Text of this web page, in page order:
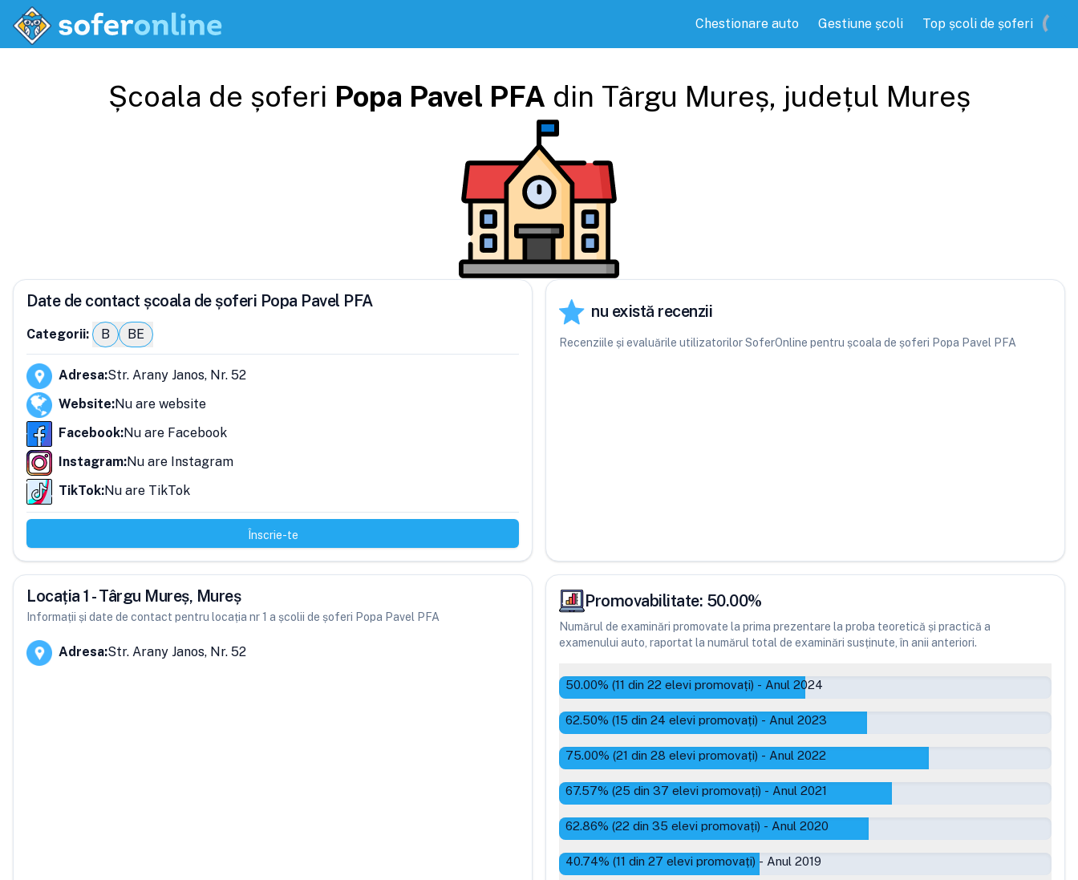
Chestionare auto Gestiune școli Top școli de șoferi
Școala de șoferi Popa Pavel PFA din Târgu Mureș, județul Mureș
Date de contact școala de șoferi Popa Pavel PFA
Categorii: B BE
Adresa:Str. Arany Janos, Nr. 52
Website:Nu are website
Facebook:Nu are Facebook
Instagram:Nu are Instagram
TikTok:Nu are TikTok
Înscrie-te
nu există recenzii
Recenziile și evaluările utilizatorilor SoferOnline pentru școala de șoferi Popa Pavel PFA
Locația 1 - Târgu Mureș, Mureș
Informații și date de contact pentru locația nr 1 a școlii de șoferi Popa Pavel PFA
Adresa:Str. Arany Janos, Nr. 52
Promovabilitate: 50.00%
Numărul de examinări promovate la prima prezentare la proba teoretică și practică a
examenului auto, raportat la numărul total de examinări susținute, în anii anteriori.
50.00% (11 din 22 elevi promovați) - Anul 2024
62.50% (15 din 24 elevi promovați) - Anul 2023
75.00% (21 din 28 elevi promovați) - Anul 2022
67.57% (25 din 37 elevi promovați) - Anul 2021
62.86% (22 din 35 elevi promovați) - Anul 2020
40.74% (11 din 27 elevi promovați) - Anul 2019